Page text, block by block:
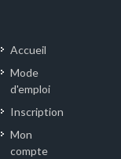
Accueil
Mode
d'emploi
Inscription
Mon
compte